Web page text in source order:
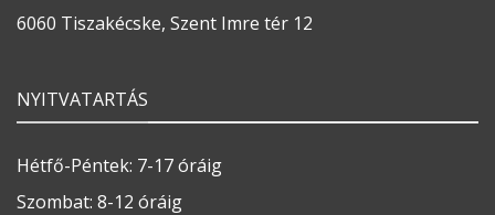
6060 Tiszakécske, Szent Imre tér 12
NYITVATARTÁS
Hétfő-Péntek: 7-17 óráig
Szombat: 8-12 óráig